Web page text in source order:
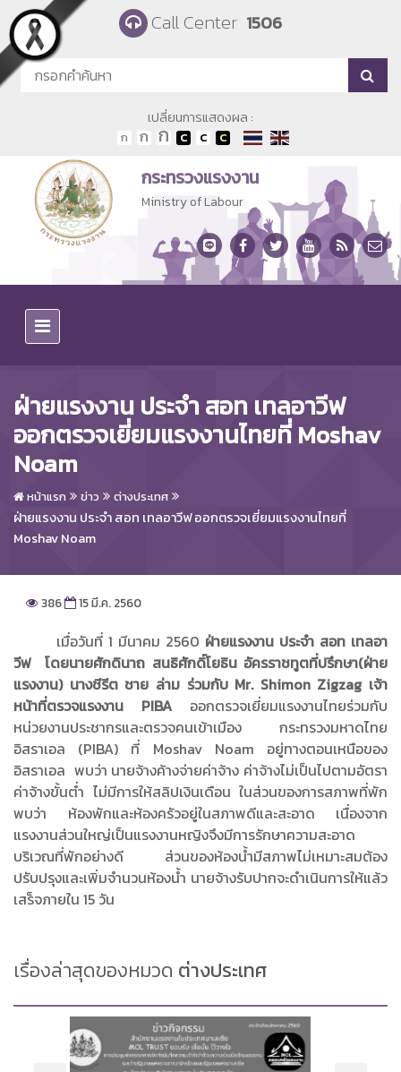
Skip to main content Call Center 1506
เปลี่ยนการแสดงผล :
กระทรวงแรงงาน
Ministry of Labour
ฝ่ายแรงงาน ประจำ สอท เทลอาวีฟ
ออกตรวจเยี่ยมแรงงานไทยที่ Moshav
Noam
หน้าแรก ข่าว ต่างประเทศ
ฝ่ายแรงงาน ประจำ สอท เทลอาวีฟ ออกตรวจเยี่ยมแรงงานไทยที่
Moshav Noam
386 15 มี.ค. 2560
เมื่อวันที่ 1 มีนาคม 2560 ฝ่ายแรงงาน ประจำ สอท เทลอา
วีฟ โดยนายศักดินาถ สนธิศักดิ์โยธิน อัครราชทูตที่ปรึกษา(ฝ่าย
แรงงาน) นางชีรีต ชาย ล่าม ร่วมกับ Mr. Shimon Zigzag เจ้า
หน้าที่ตรวจแรงงาน PIBA ออกตรวจเยี่ยมแรงงานไทยร่วมกับ
หน่วยงานประชากรและตรวจคนเข้าเมือง กระทรวงมหาดไทย
อิสราเอล (PIBA) ที่ Moshav Noam อยู่ทางตอนเหนือของ
อิสราเอล พบว่า นายจ้างค้างจ่ายค่าจ้าง ค่าจ้างไม่เป็นไปตามอัตรา
ค่าจ้างขั้นต่ำ ไม่มีการให้สลิปเงินเดือน ในส่วนของการสภาพที่พัก
พบว่า ห้องพักและห้องครัวอยู่ในสภาพดีและสะอาด เนื่องจาก
แรงงานส่วนใหญ่เป็นแรงงานหญิงจึงมีการรักษาความสะอาด
บริเวณที่พักอย่างดี ส่วนของห้องน้ำมีสภาพไม่เหมาะสมต้อง
ปรับปรุงและเพิ่มจำนวนห้องน้ำ นายจ้างรับปากจะดำเนินการให้แล้ว
เสร็จภายใน 15 วัน
เรื่องล่าสุดของหมวด ต่างประเทศ